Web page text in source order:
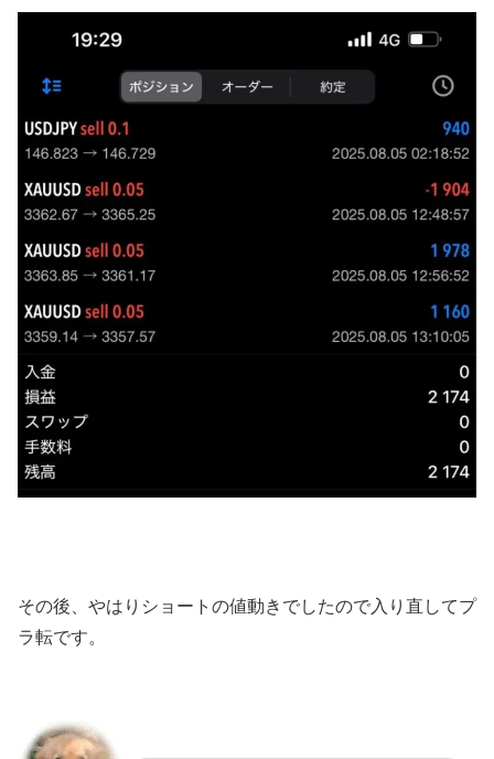
その後、やはりショートの値動きでしたので入り直してプ
ラ転です。